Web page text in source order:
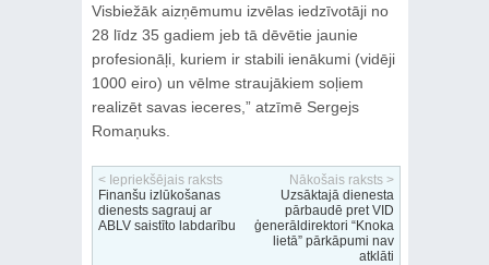
Visbiežāk aizņēmumu izvēlas iedzīvotāji no
28 līdz 35 gadiem jeb tā dēvētie jaunie
profesionāļi, kuriem ir stabili ienākumi (vidēji
1000 eiro) un vēlme straujākiem soļiem
realizēt savas ieceres,” atzīmē Sergejs
Romaņuks.
< Iepriekšējais raksts
Finanšu izlūkošanas
dienests sagrauj ar
ABLV saistīto labdarību
Nākošais raksts >
Uzsāktajā dienesta
pārbaudē pret VID
ģenerāldirektori “Knoka
lietā” pārkāpumi nav
atklāti